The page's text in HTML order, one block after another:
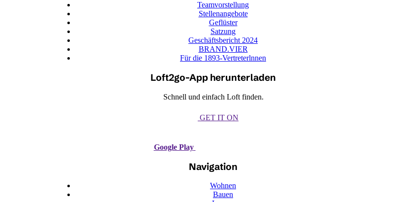
Teamvorstellung
Stellenangebote
Geflüster
Satzung
Geschäftsbericht 2024
BRAND.VIER
Für die 1893-Vertreterlnnen
Loft2go-App herunterladen
Schnell und einfach Loft finden.
GET IT ON
Google Play
Navigation
Wohnen
Bauen